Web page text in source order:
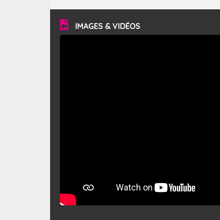
vitesse moyenne de 50 km/h et atteindre 80 à 100 km/h
en rafales, parfois davantage. Il parcourt la basse vallée
du Rhône et la Provence et envahit le littoral
méditerranéen à partir de la Camargue.
IMAGES & VIDÉOS